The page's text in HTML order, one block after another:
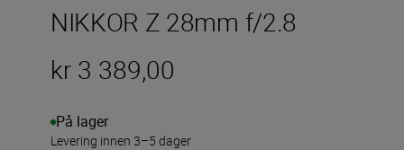
NIKKOR Z 28mm f/2.8
kr 3 389,00
På lager
Levering innen 3–5 dager